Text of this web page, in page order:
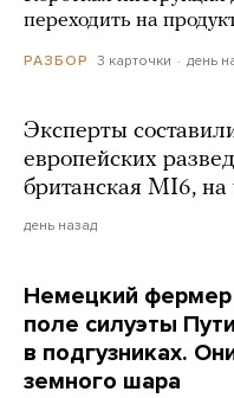
переходить на
РАЗБОР 3 карточки день
Эксперты
европейских
британская MI6,
день назад
Немецкий фермер
поле силуэты
в подгузниках.
земного шара